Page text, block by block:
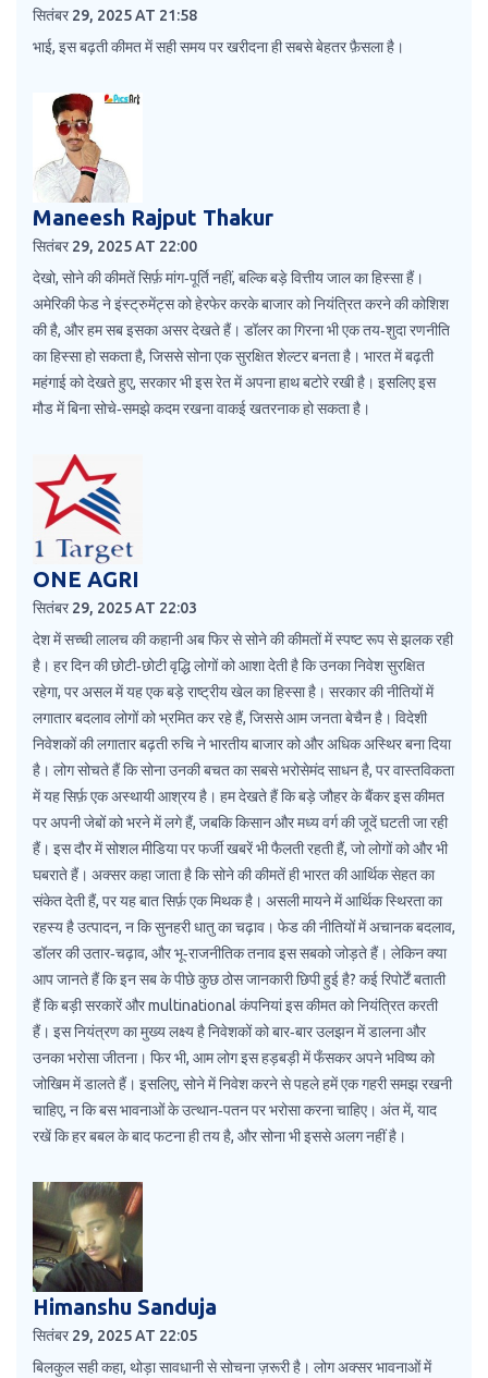
सितंबर 29, 2025 AT 21:58
भाई, इस बढ़ती कीमत में सही समय पर खरीदना ही सबसे बेहतर फ़ैसला है।
Maneesh Rajput Thakur
सितंबर 29, 2025 AT 22:00
देखो, सोने की कीमतें सिर्फ़ मांग‑पूर्ति नहीं, बल्कि बड़े वित्तीय जाल का हिस्सा हैं।
अमेरिकी फेड ने इंस्ट्रुमेंट्स को हेरफेर करके बाजार को नियंत्रित करने की कोशिश
की है, और हम सब इसका असर देखते हैं। डॉलर का गिरना भी एक तय‑शुदा रणनीति
का हिस्सा हो सकता है, जिससे सोना एक सुरक्षित शेल्टर बनता है। भारत में बढ़ती
महंगाई को देखते हुए, सरकार भी इस रेत में अपना हाथ बटोरे रखी है। इसलिए इस
मौड में बिना सोचे‑समझे कदम रखना वाकई खतरनाक हो सकता है।
ONE AGRI
सितंबर 29, 2025 AT 22:03
देश में सच्ची लालच की कहानी अब फिर से सोने की कीमतों में स्पष्ट रूप से झलक रही
है। हर दिन की छोटी‑छोटी वृद्धि लोगों को आशा देती है कि उनका निवेश सुरक्षित
रहेगा, पर असल में यह एक बड़े राष्ट्रीय खेल का हिस्सा है। सरकार की नीतियों में
लगातार बदलाव लोगों को भ्रमित कर रहे हैं, जिससे आम जनता बेचैन है। विदेशी
निवेशकों की लगातार बढ़ती रुचि ने भारतीय बाजार को और अधिक अस्थिर बना दिया
है। लोग सोचते हैं कि सोना उनकी बचत का सबसे भरोसेमंद साधन है, पर वास्तविकता
में यह सिर्फ़ एक अस्थायी आश्रय है। हम देखते हैं कि बड़े जौहर के बैंकर इस कीमत
पर अपनी जेबों को भरने में लगे हैं, जबकि किसान और मध्य वर्ग की जूदें घटती जा रही
हैं। इस दौर में सोशल मीडिया पर फर्जी खबरें भी फैलती रहती हैं, जो लोगों को और भी
घबराते हैं। अक्सर कहा जाता है कि सोने की कीमतें ही भारत की आर्थिक सेहत का
संकेत देती हैं, पर यह बात सिर्फ़ एक मिथक है। असली मायने में आर्थिक स्थिरता का
रहस्य है उत्पादन, न कि सुनहरी धातु का चढ़ाव। फेड की नीतियों में अचानक बदलाव,
डॉलर की उतार‑चढ़ाव, और भू‑राजनीतिक तनाव इस सबको जोड़ते हैं। लेकिन क्या
आप जानते हैं कि इन सब के पीछे कुछ ठोस जानकारी छिपी हुई है? कई रिपोर्टें बताती
हैं कि बड़ी सरकारें और multinational कंपनियां इस कीमत को नियंत्रित करती
हैं। इस नियंत्रण का मुख्य लक्ष्य है निवेशकों को बार‑बार उलझन में डालना और
उनका भरोसा जीतना। फिर भी, आम लोग इस हड़बड़ी में फँसकर अपने भविष्य को
जोखिम में डालते हैं। इसलिए, सोने में निवेश करने से पहले हमें एक गहरी समझ रखनी
चाहिए, न कि बस भावनाओं के उत्थान‑पतन पर भरोसा करना चाहिए। अंत में, याद
रखें कि हर बबल के बाद फटना ही तय है, और सोना भी इससे अलग नहीं है।
Himanshu Sanduja
सितंबर 29, 2025 AT 22:05
बिलकुल सही कहा, थोड़ा सावधानी से सोचना ज़रूरी है। लोग अक्सर भावनाओं में